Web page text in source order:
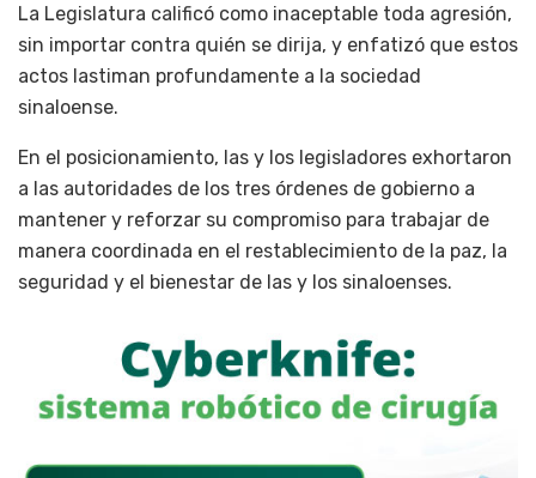
La Legislatura calificó como inaceptable toda agresión,
sin importar contra quién se dirija, y enfatizó que estos
actos lastiman profundamente a la sociedad
sinaloense.
En el posicionamiento, las y los legisladores exhortaron
a las autoridades de los tres órdenes de gobierno a
mantener y reforzar su compromiso para trabajar de
manera coordinada en el restablecimiento de la paz, la
seguridad y el bienestar de las y los sinaloenses.